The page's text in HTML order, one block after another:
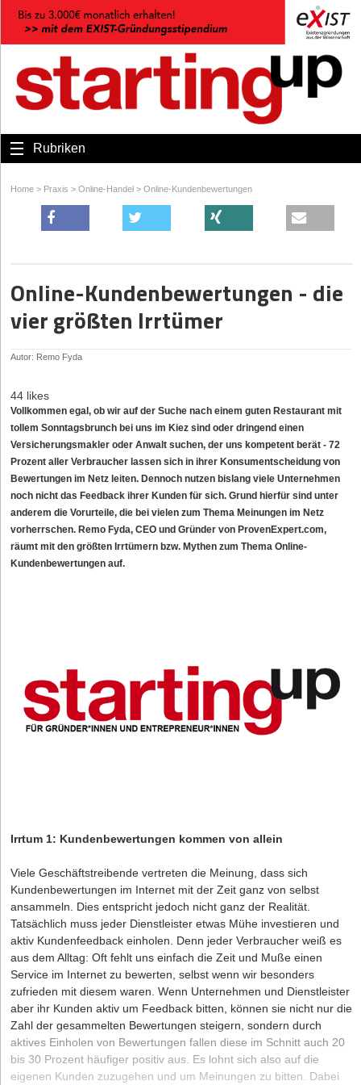
Rubriken
Home > Praxis > Online-Handel > Online-Kundenbewertungen
Online-Kundenbewertungen - die
vier größten Irrtümer
Autor: Remo Fyda
44 likes
Vollkommen egal, ob wir auf der Suche nach einem guten Restaurant mit
tollem Sonntagsbrunch bei uns im Kiez sind oder dringend einen
Versicherungsmakler oder Anwalt suchen, der uns kompetent berät - 72
Prozent aller Verbraucher lassen sich in ihrer Konsumentscheidung von
Bewertungen im Netz leiten. Dennoch nutzen bislang viele Unternehmen
noch nicht das Feedback ihrer Kunden für sich. Grund hierfür sind unter
anderem die Vorurteile, die bei vielen zum Thema Meinungen im Netz
vorherrschen. Remo Fyda, CEO und Gründer von ProvenExpert.com,
räumt mit den größten Irrtümern bzw. Mythen zum Thema Online-
Kundenbewertungen auf.
Irrtum 1: Kundenbewertungen kommen von allein
Viele Geschäftstreibende vertreten die Meinung, dass sich
Kundenbewertungen im Internet mit der Zeit ganz von selbst
ansammeln. Dies entspricht jedoch nicht ganz der Realität.
Tatsächlich muss jeder Dienstleister etwas Mühe investieren und
aktiv Kundenfeedback einholen. Denn jeder Verbraucher weiß es
aus dem Alltag: Oft fehlt uns einfach die Zeit und Muße einen
Service im Internet zu bewerten, selbst wenn wir besonders
zufrieden mit diesem waren. Wenn Unternehmen und Dienstleister
aber ihr Kunden aktiv um Feedback bitten, können sie nicht nur die
Zahl der gesammelten Bewertungen steigern, sondern durch
aktives Einholen von Bewertungen fallen diese im Schnitt auch 20
bis 30 Prozent häufiger positiv aus. Es lohnt sich also auf die
eigenen Kunden zuzugehen und um Meinungen zu bitten. Dabei